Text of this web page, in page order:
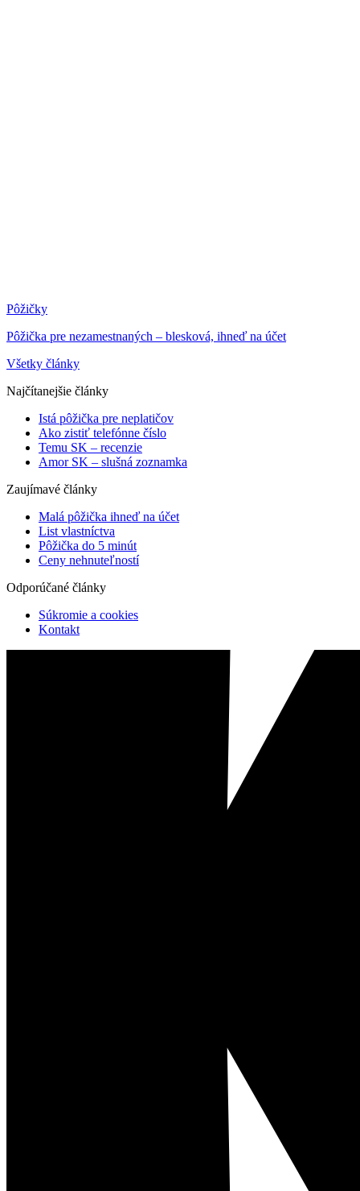
Pôžičky
Pôžička pre nezamestnaných – blesková, ihneď na účet
Všetky články
Najčítanejšie články
Istá pôžička pre neplatičov
Ako zistiť telefónne číslo
Temu SK – recenzie
Amor SK – slušná zoznamka
Zaujímavé články
Malá pôžička ihneď na účet
List vlastníctva
Pôžička do 5 minút
Ceny nehnuteľností
Odporúčané články
Súkromie a cookies
Kontakt